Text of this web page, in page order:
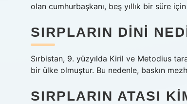
olan cumhurbaşkanı, beş yıllık bir süre
SIRPLARIN DINI
Sırbistan, 9. yüzyılda Kiril ve Metodius
bir ülke olmuştur. Bu nedenle, baskın
SIRPLARIN ATASI